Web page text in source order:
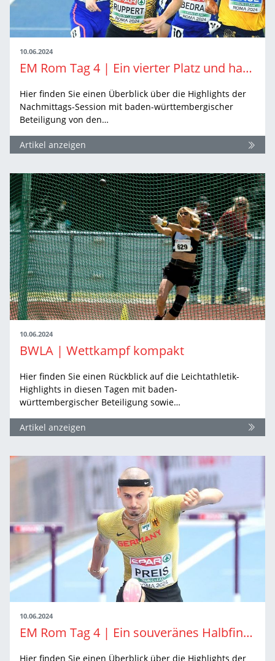
10.06.2024
EM Rom Tag 4 | Ein vierter Platz und harte Kämpfe
Hier finden Sie einen Überblick über die Highlights der
Nachmittags-Session mit baden-württembergischer
Beteiligung von den…
Artikel anzeigen
10.06.2024
BWLA | Wettkampf kompakt
Hier finden Sie einen Rückblick auf die Leichtathletik-
Highlights in diesen Tagen mit baden-
württembergischer Beteiligung sowie…
Artikel anzeigen
10.06.2024
EM Rom Tag 4 | Ein souveränes Halbfinal-Ticket und Start des Zehnkampfs
Hier finden Sie einen Überblick über die Highlights der